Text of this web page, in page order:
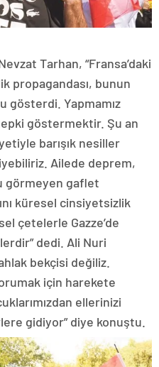
Tarhan, “Fransa’daki
propagandası, bunun
gösterdi. Yapmamız
göstermektir. Şu an
barışık nesiller
Ailede deprem,
görmeyen gaflet
küresel cinsiyetsizlik
çetelerle Gazze’de
dedi. Ali Nuri
bekçisi değiliz.
için harekete
ellerinizi
gidiyor” diye konuştu.